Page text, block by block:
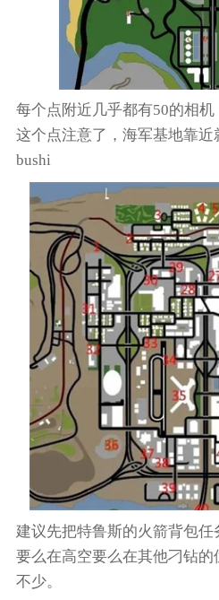
每个点附近几乎都有50的相
这个点注意了，海军基地靠
bushi
建议先把特鲁斯的火箭背包
要么在高空要么在其他刁钻
不少。